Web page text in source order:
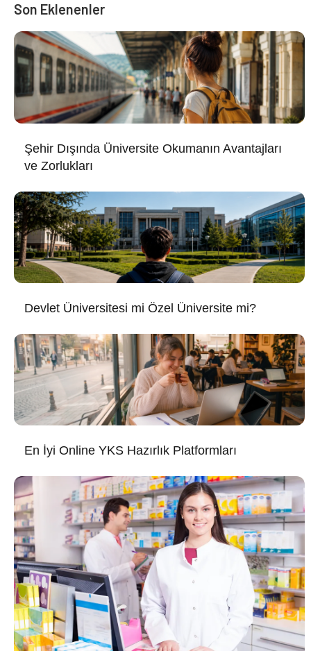
Son Eklenenler
Şehir Dışında Üniversite Okumanın Avantajları
ve Zorlukları
Devlet Üniversitesi mi Özel Üniversite mi?
En İyi Online YKS Hazırlık Platformları